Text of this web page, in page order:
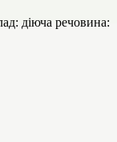
діюча речовина: